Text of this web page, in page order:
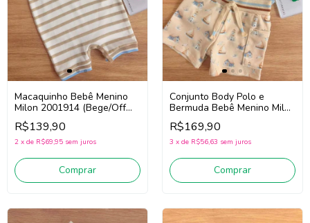
Macaquinho Bebê Menino
Milon 2001914 (Bege/Off
White)
R$139,90
2 x de R$69,95 sem juros
Comprar
Conjunto Body Polo e
Bermuda Bebê Menino Milon
2001866 (Azul/Bege)
R$169,90
3 x de R$56,63 sem juros
Comprar